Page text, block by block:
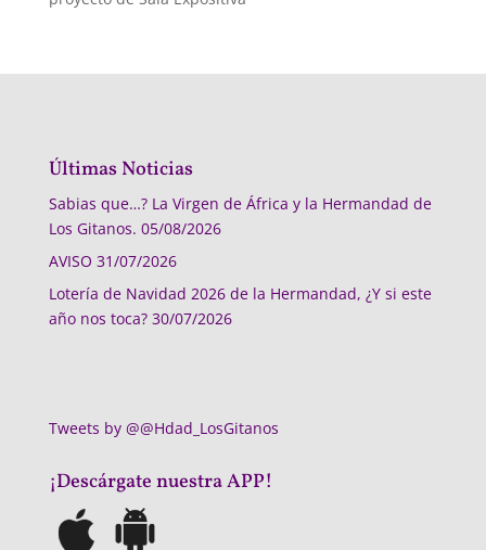
Últimas Noticias
Sabias que…? La Virgen de África y la Hermandad de
Los Gitanos. 05/08/2026
AVISO 31/07/2026
Lotería de Navidad 2026 de la Hermandad, ¿Y si este
año nos toca? 30/07/2026
Tweets by @@Hdad_LosGitanos
¡Descárgate nuestra APP!